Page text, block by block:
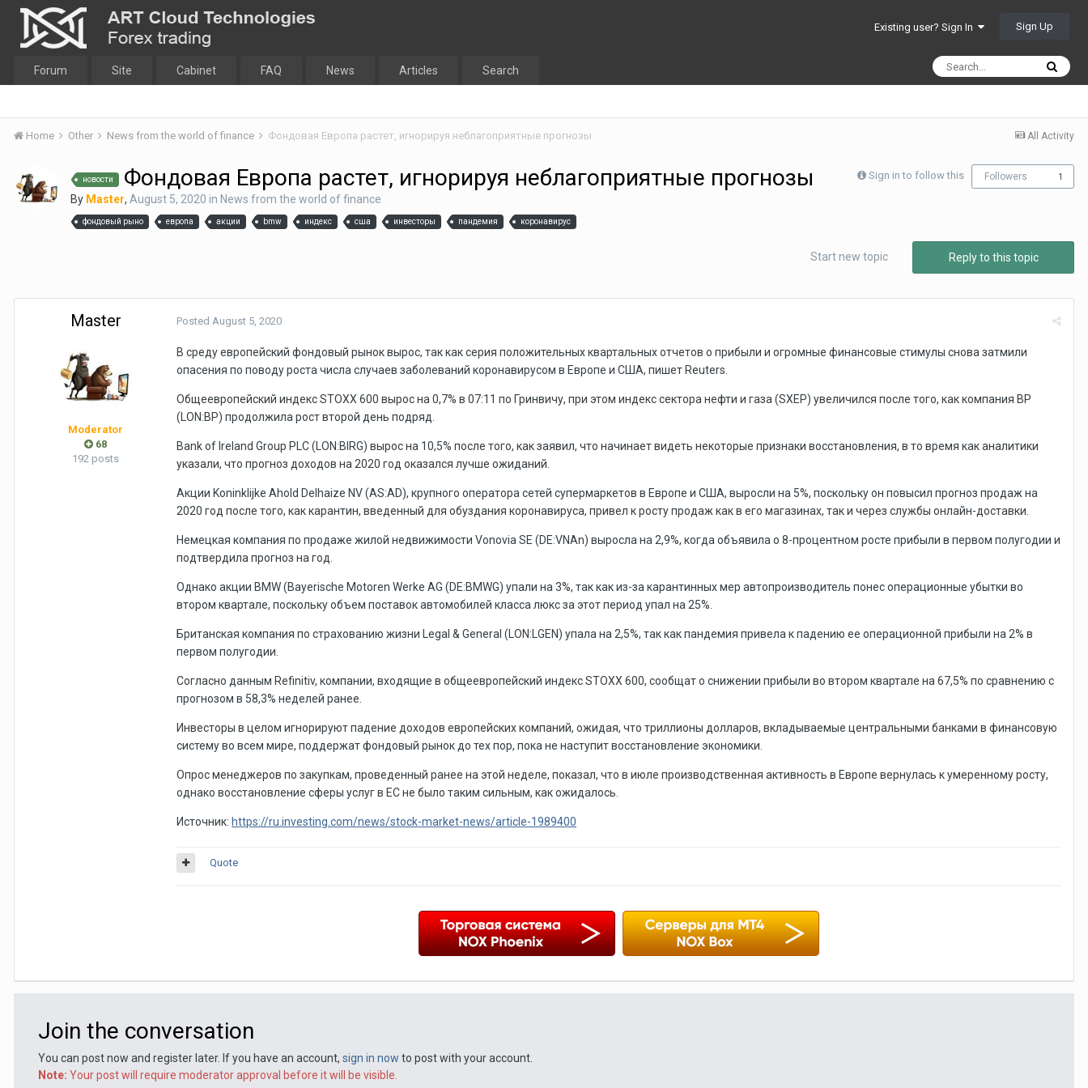
Existing user? Sign In Sign Up
Forum Site Cabinet FAQ News Articles Search
All Activity
Home Other News from the world of finance Фондовая Европа растет, игнорируя неблагоприятные прогнозы
Sign in to follow this Followers 1
новости Фондовая Европа растет, игнорируя неблагоприятные прогнозы
By Master, August 5, 2020 in News from the world of finance
фондовый рыно европа акции bmw индекс сша инвесторы пандемия коронавирус
Reply to this topic
Start new topic
Master
Moderator
68
192 posts
Posted August 5, 2020
В среду европейский фондовый рынок вырос, так как серия положительных квартальных отчетов о прибыли и огромные финансовые стимулы снова затмили
опасения по поводу роста числа случаев заболеваний коронавирусом в Европе и США, пишетReuters.
Общеевропейский индексSTOXX 600 вырос на 0,7% в 07:11 по Гринвичу, при этом индекс сектора нефти и газа (SXEP) увеличился после того, как компания BP
(LON:BP) продолжила рост второй день подряд.
Bank of Ireland Group PLC (LON:BIRG) вырос на 10,5% после того, как заявил, что начинает видеть некоторые признаки восстановления, в то время как аналитики
указали, что прогноз доходов на 2020 год оказался лучше ожиданий.
Акции Koninklijke Ahold Delhaize NV (AS:AD), крупного оператора сетей супермаркетов в Европе и США, выросли на 5%, поскольку он повысил прогноз продаж на
2020 год после того, как карантин, введенный для обуздания коронавируса, привел к росту продаж как в его магазинах, так и через службы онлайн-доставки.
Немецкая компания по продаже жилой недвижимости Vonovia SE (DE:VNAn) выросла на 2,9%, когда объявила о 8-процентном росте прибыли в первом полугодии и
подтвердила прогноз на год.
Однако акции BMW (Bayerische Motoren Werke AG (DE:BMWG) упали на 3%, так как из-за карантинных мер автопроизводитель понес операционные убытки во
втором квартале, поскольку объем поставок автомобилей класса люкс за этот период упал на 25%.
Британская компания по страхованию жизни Legal & General (LON:LGEN) упала на 2,5%, так как пандемия привела к падению ее операционной прибыли на 2% в
первом полугодии.
Согласно данным Refinitiv, компании, входящие в общеевропейский индекс STOXX 600, сообщат о снижении прибыли во втором квартале на 67,5% по сравнению с
прогнозом в 58,3% неделей ранее.
Инвесторы в целом игнорируют падение доходов европейских компаний, ожидая, что триллионы долларов, вкладываемые центральными банками в финансовую
систему во всем мире, поддержат фондовый рынок до тех пор, пока не наступит восстановление экономики.
Опрос менеджеров по закупкам, проведенный ранее на этой неделе, показал, что в июле производственная активность в Европе вернулась к умеренному росту,
однако восстановление сферы услуг в ЕС не было таким сильным, как ожидалось.
Источник: https://ru.investing.com/news/stock-market-news/article-1989400
Quote
Join the conversation
You can post now and register later. If you have an account, sign in now to post with your account.
Note: Your post will require moderator approval before it will be visible.